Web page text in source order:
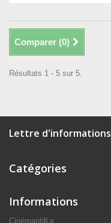
Comparer (0)
Résultats 1 - 5 sur 5.
Lettre d'informations
Catégories
Informations
CinémantiKa